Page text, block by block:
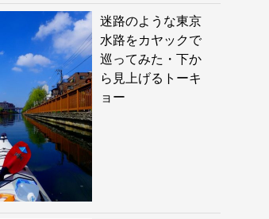
迷路のような東京
水路をカヤックで
巡ってみた・下か
ら見上げるトーキ
ョー